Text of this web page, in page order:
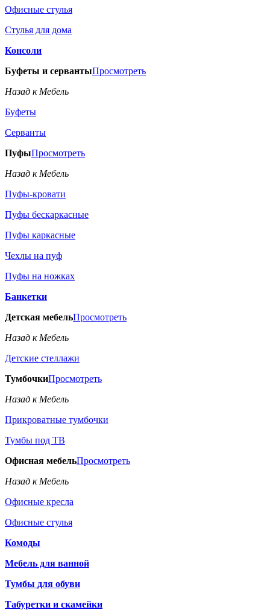
Офисные стулья
Стулья для дома
Консоли
Буфеты и сервантыПросмотреть
Назад к Мебель
Буфеты
Серванты
ПуфыПросмотреть
Назад к Мебель
Пуфы-кровати
Пуфы бескаркасные
Пуфы каркасные
Чехлы на пуф
Пуфы на ножках
Банкетки
Детская мебельПросмотреть
Назад к Мебель
Детские стеллажи
ТумбочкиПросмотреть
Назад к Мебель
Прикроватные тумбочки
Тумбы под ТВ
Офисная мебельПросмотреть
Назад к Мебель
Офисные кресла
Офисные стулья
Комоды
Мебель для ванной
Тумбы для обуви
Табуретки и скамейки